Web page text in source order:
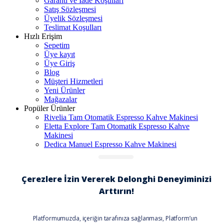
Satış Sözleşmesi
Üyelik Sözleşmesi
Teslimat Koşulları
Hızlı Erişim
Sepetim
Üye kayıt
Üye Giriş
Blog
Müşteri Hizmetleri
Yeni Ürünler
Mağazalar
Popüler Ürünler
Rivelia Tam Otomatik Espresso Kahve Makinesi
Eletta Explore Tam Otomatik Espresso Kahve
Makinesi
Dedica Manuel Espresso Kahve Makinesi
© De'Longhi Türkiye, Türkiye Distribütörü
DB SARUHAN ELEKTRİKLİ EV ALETLERİ